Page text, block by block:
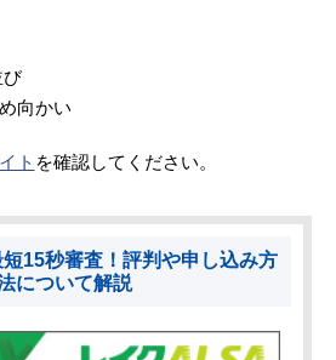
向かい
ト を確認してください。
15秒審査！評判や申し込み方
について解説